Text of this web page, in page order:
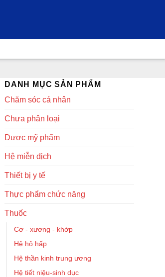
DANH MỤC SẢN PHẨM
Chăm sóc cá nhân
Chưa phân loại
Dược mỹ phẩm
Hệ miễn dịch
Thiết bị y tế
Thực phẩm chức năng
Thuốc
Cơ - xương - khớp
Hệ hô hấp
Hệ thần kinh trung ương
Hệ tiết niệu-sinh dục